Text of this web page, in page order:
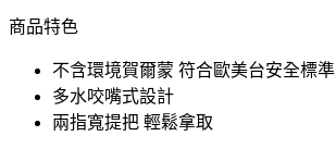
商品特色
不含環境賀爾蒙 符合歐美台安全標準
多水咬嘴式設計
兩指寬提把 輕鬆拿取